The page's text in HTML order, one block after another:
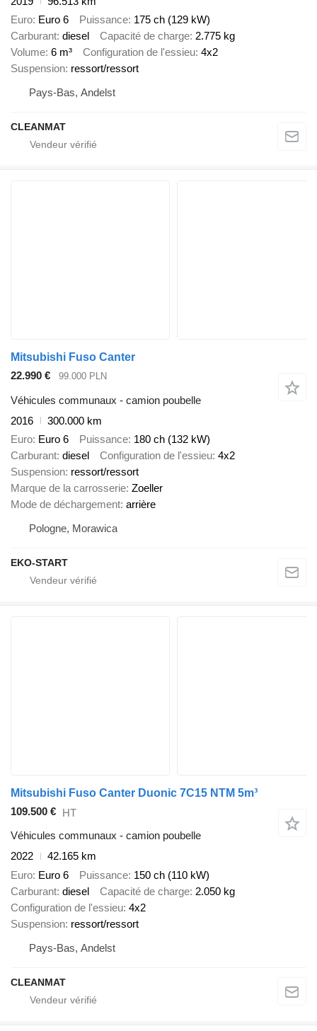
Euro Euro 6 Puissance 175 ch (129 kW)
Carburant diesel Capacité de charge 2.775 kg
Volume 6 m³ Configuration de l'essieu 4x2
Suspension ressort/ressort
Pays-Bas, Andelst
CLEANMAT
Mitsubishi Fuso Canter
22.990 €
99.000 PLN
Véhicules communaux - camion poubelle
2016
300.000 km
Euro Euro 6 Puissance 180 ch (132 kW)
Carburant diesel Configuration de l'essieu 4x2
Suspension ressort/ressort
Marque de la carrosserie Zoeller
Mode de déchargement arrière
Pologne, Morawica
EKO-START
Mitsubishi Fuso Canter Duonic 7C15 NTM 5m³
109.500 € HT
Véhicules communaux - camion poubelle
2022
42.165 km
Euro Euro 6 Puissance 150 ch (110 kW)
Carburant diesel Capacité de charge 2.050 kg
Configuration de l'essieu 4x2
Suspension ressort/ressort
Pays-Bas, Andelst
CLEANMAT